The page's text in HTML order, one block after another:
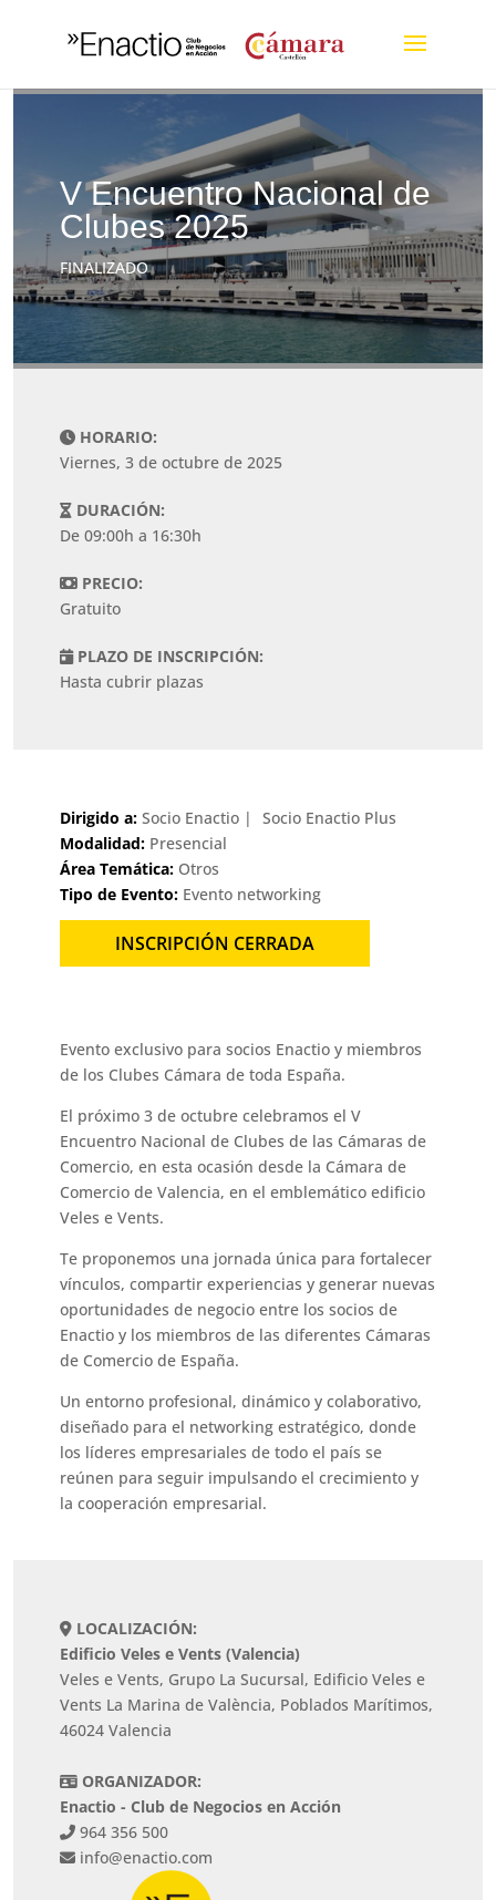
V Encuentro Nacional de
Clubes 2025
FINALIZADO
HORARIO:
Viernes, 3 de octubre de 2025
DURACIÓN:
De 09:00h a 16:30h
PRECIO:
Gratuito
PLAZO DE INSCRIPCIÓN:
Hasta cubrir plazas
Dirigido a: Socio Enactio
Socio Enactio Plus
Modalidad: Presencial
Área Temática: Otros
Tipo de Evento: Evento networking
INSCRIPCIÓN CERRADA
Evento exclusivo para socios Enactio y miembros
de los Clubes Cámara de toda España.
El próximo 3 de octubre celebramos el V
Encuentro Nacional de Clubes de las Cámaras de
Comercio, en esta ocasión desde la Cámara de
Comercio de Valencia, en el emblemático edificio
Veles e Vents.
Te proponemos una jornada única para fortalecer
vínculos, compartir experiencias y generar nuevas
oportunidades de negocio entre los socios de
Enactio y los miembros de las diferentes Cámaras
de Comercio de España.
Un entorno profesional, dinámico y colaborativo,
diseñado para el networking estratégico, donde
los líderes empresariales de todo el país se
reúnen para seguir impulsando el crecimiento y
la cooperación empresarial.
LOCALIZACIÓN:
Edificio Veles e Vents (Valencia)
Veles e Vents, Grupo La Sucursal, Edificio Veles e
Vents La Marina de València, Poblados Marítimos,
46024 Valencia
ORGANIZADOR:
Enactio - Club de Negocios en Acción
964 356 500
info@enactio.com